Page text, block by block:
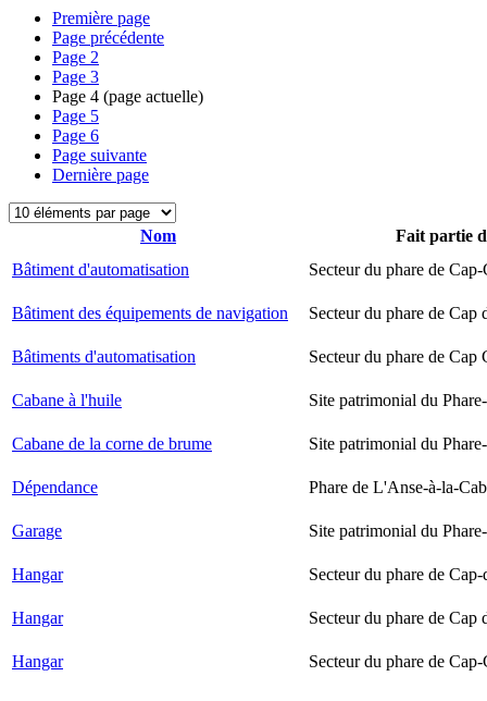
Première page
Page précédente
Page 2
Page 3
Page 4 (page actuelle)
Page 5
Page 6
Page suivante
Dernière page
Nom
Fait partie
Bâtiment d'automatisation
Secteur du phare de Cap-
Bâtiment des équipements de navigation Secteur du phare de Cap
Bâtiments d'automatisation Secteur du phare de Cap
Cabane à l'huile Site patrimonial du
Cabane de la corne de brume Site patrimonial du
Dépendance Phare de L'Anse-à-la-
Garage Site patrimonial du
Hangar Secteur du phare de Cap-
Hangar Secteur du phare de Cap
Hangar Secteur du phare de Cap-